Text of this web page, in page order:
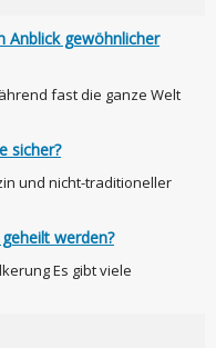
Anblick gewöhnlicher
fast die ganze Welt
sicher?
und nicht-traditioneller
werden?
Es gibt viele